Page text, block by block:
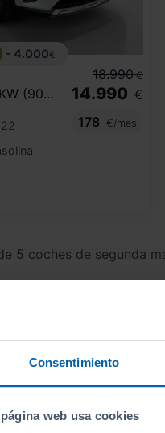
Consentimiento
web usa cookies
- 4.000€
EVOLUTION TCE 67KW (90CV)
18.990 €
14.990 €
178
€/mes
5 coches de segunda